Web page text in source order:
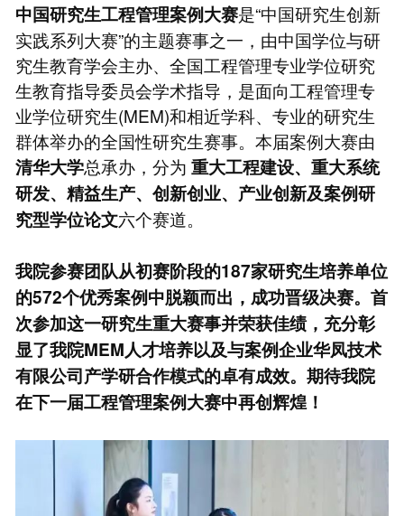
中国研究生工程管理案例大赛是“中国研究生创新
实践系列大赛”的主题赛事之一，由中国学位与研
究生教育学会主办、全国工程管理专业学位研究
生教育指导委员会学术指导，是面向工程管理专
业学位研究生(MEM)和相近学科、专业的研究生
群体举办的全国性研究生赛事。本届案例大赛由
清华大学总承办，分为 重大工程建设、重大系统
研发、精益生产、创新创业、产业创新及案例研
究型学位论文六个赛道。
我院参赛团队从初赛阶段的187家研究生培养单位
的572个优秀案例中脱颖而出，成功晋级决赛。首
次参加这一研究生重大赛事并荣获佳绩，充分彰
显了我院MEM人才培养以及与案例企业华凤技术
有限公司产学研合作模式的卓有成效。期待我院
在下一届工程管理案例大赛中再创辉煌！